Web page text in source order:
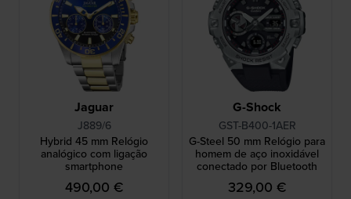
Jaguar
J889/6
Hybrid 45 mm Relógio
analógico com ligação
smartphone
490,00 €
G-Shock
GST-B400-1AER
G-Steel 50 mm Relógio para
homem de aço inoxidável
conectado por Bluetooth
329,00 €